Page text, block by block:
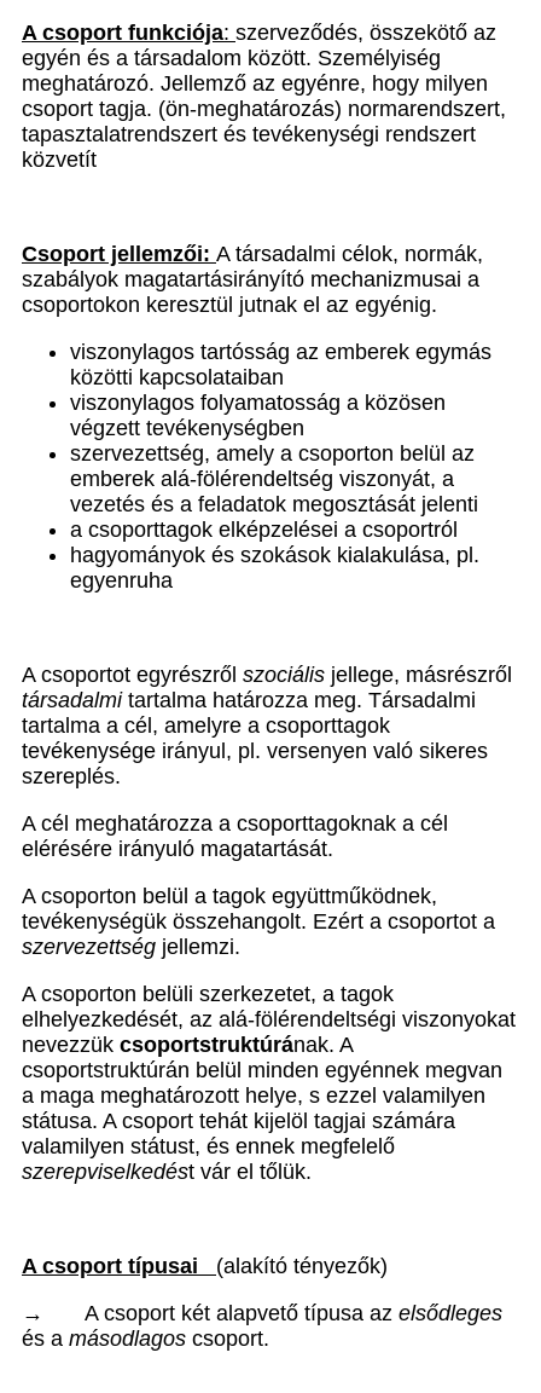
A csoport funkciója: szerveződés, összekötő az
egyén és a társadalom között. Személyiség
meghatározó. Jellemző az egyénre, hogy milyen
csoport tagja. (ön-meghatározás) normarendszert,
tapasztalatrendszert és tevékenységi rendszert
közvetít
Csoport jellemzői: A társadalmi célok, normák,
szabályok magatartásirányító mechanizmusai a
csoportokon keresztül jutnak el az egyénig.
viszonylagos tartósság az emberek egymás
közötti kapcsolataiban
viszonylagos folyamatosság a közösen
végzett tevékenységben
szervezettség, amely a csoporton belül az
emberek alá-fölérendeltség viszonyát, a
vezetés és a feladatok megosztását jelenti
a csoporttagok elképzelései a csoportról
hagyományok és szokások kialakulása, pl.
egyenruha
A csoportot egyrészről szociális jellege, másrészről
társadalmitartalma határozza meg. Társadalmi
tartalma a cél, amelyre a csoporttagok
tevékenysége irányul, pl. versenyen való sikeres
szereplés.
A cél meghatározza a csoporttagoknak a cél
elérésére irányuló magatartását.
A csoporton belül a tagok együttműködnek,
tevékenységük összehangolt. Ezért a csoportot a
szervezettség jellemzi.
A csoporton belüli szerkezetet, a tagok
elhelyezkedését, az alá-fölérendeltségi viszonyokat
nevezzük csoportstruktúrának. A
csoportstruktúrán belül minden egyénnek megvan
a maga meghatározott helye, s ezzel valamilyen
státusa. A csoport tehát kijelöl tagjai számára
valamilyen státust, és ennek megfelelő
szerepviselkedést vár el tőlük.
A csoport típusai
(alakító tényezők)
→
A csoport két alapvető típusa az elsődleges
és a másodlagos csoport.